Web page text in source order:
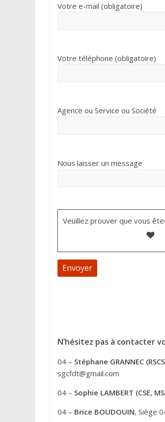
Votre e-mail (obligatoire)
Votre téléphone (obligatoire)
Agence ou Service ou Société
Nous laisser un message
Veuillez prouver que vous
e
n
a
t
v
N’hésitez pas à contacter
04 – Stéphane GRANNEC
sgcfdt@gmail.com
04 – Sophie LAMBERT (CSE,
04 – Brice BOUDOUIN, Siège